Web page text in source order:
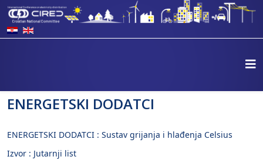
ENERGETSKI DODATCI
ENERGETSKI DODATCI : Sustav grijanja i hlađenja Celsius
Izvor : Jutarnji list